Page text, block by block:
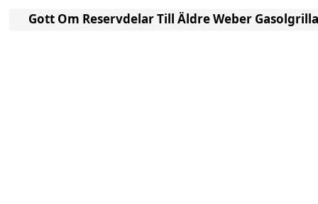
Gott Om Reservdelar Till Äldre Weber